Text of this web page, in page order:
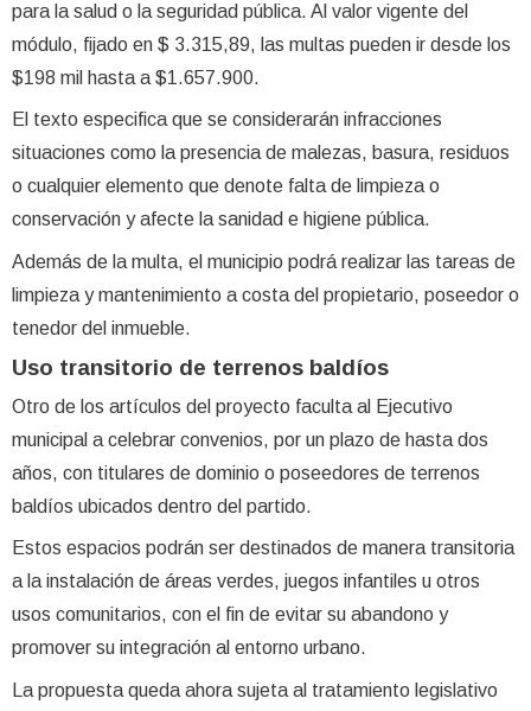
para la salud o la seguridad pública. Al valor vigente del
módulo, fijado en $ 3.315,89, las multas pueden ir desde los
$198 mil hasta a $1.657.900.
El texto especifica que se considerarán infracciones
situaciones como la presencia de malezas, basura, residuos
o cualquier elemento que denote falta de limpieza o
conservación y afecte la sanidad e higiene pública.
Además de la multa, el municipio podrá realizar las tareas de
limpieza y mantenimiento a costa del propietario, poseedor o
tenedor del inmueble.
Uso transitorio de terrenos baldíos
Otro de los artículos del proyecto faculta al Ejecutivo
municipal a celebrar convenios, por un plazo de hasta dos
años, con titulares de dominio o poseedores de terrenos
baldíos ubicados dentro del partido.
Estos espacios podrán ser destinados de manera transitoria
a la instalación de áreas verdes, juegos infantiles u otros
usos comunitarios, con el fin de evitar su abandono y
promover su integración al entorno urbano.
La propuesta queda ahora sujeta al tratamiento legislativo